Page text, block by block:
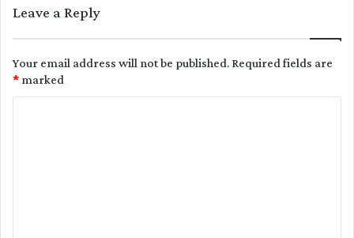
Leave a Reply
Your email address will not be published.Required fields are
marked
*